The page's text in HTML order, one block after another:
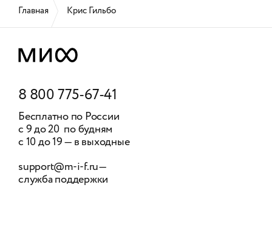
Главная Крис Гильбо
8 800 775-67-41
Бесплатно по России
с 9 до 20 по будням
с 10 до 19 — в выходные
support@m-i-f.ru—
служба поддержки